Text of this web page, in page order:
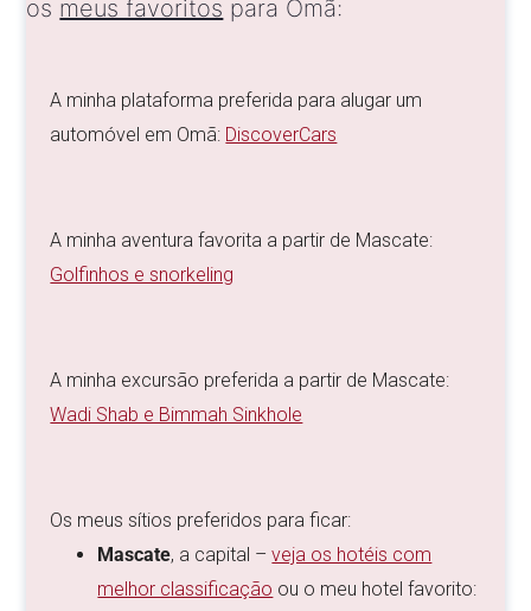
os meus favoritos para Omã:
A minha plataforma preferida para alugar um
automóvel em Omã: DiscoverCars
A minha aventura favorita a partir de Mascate:
Golfinhos e snorkeling
A minha excursão preferida a partir de Mascate:
Wadi Shab e Bimmah Sinkhole
Os meus sítios preferidos para ficar:
Mascate, a capital –veja os hotéis com
melhor classificação ou o meu hotel favorito: